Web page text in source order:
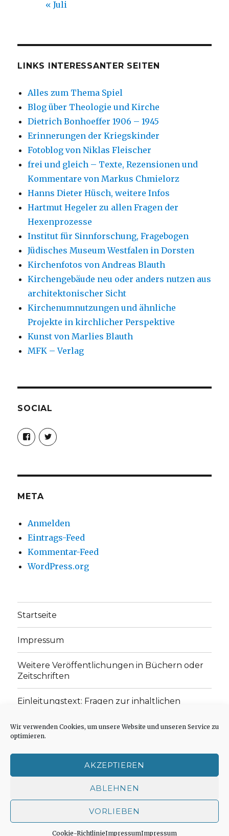
Wir verwenden Cookies, um unsere Website und unseren Service zu
optimieren.
AKZEPTIEREN
ABLEHNEN
VORLIEBEN
Cookie-RichtlinieImpressumImpressum
« Juli
LINKS INTERESSANTER SEITEN
Alles zum Thema Spiel
Blog über Theologie und Kirche
Dietrich Bonhoeffer 1906 – 1945
Erinnerungen der Kriegskinder
Fotoblog von Niklas Fleischer
frei und gleich – Texte, Rezensionen und
Kommentare von Markus Chmielorz
Hanns Dieter Hüsch, weitere Infos
Hartmut Hegeler zu allen Fragen der
Hexenprozesse
Institut für Sinnforschung, Fragebogen
Jüdisches Museum Westfalen in Dorsten
Kirchenfotos von Andreas Blauth
Kirchengebäude neu oder anders nutzen aus
architektonischer Sicht
Kirchenumnutzungen und ähnliche
Projekte in kirchlicher Perspektive
Kunst von Marlies Blauth
MFK – Verlag
SOCIAL
Profil
von
christoph.fleischer1
anzeigen
Profil
von
anzeigen
META
Anmelden
Eintrags-Feed
Kommentar-Feed
WordPress.org
Startseite
Impressum
Weitere Veröffentlichungen in Büchern oder
Zeitschriften
Einleitungstext: Fragen zur inhaltlichen
„schwachen Glaubens“
Cookie-Richtlinie (EU)
Impressum